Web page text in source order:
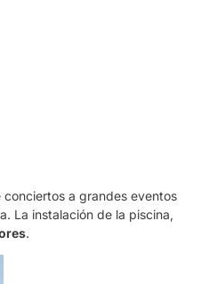
a grandes eventos
La instalación de la piscina,
.